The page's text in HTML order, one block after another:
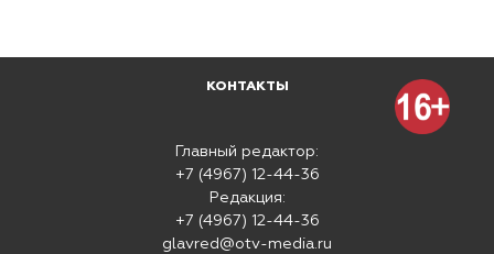
КОНТАКТЫ
Главный редактор:
+7 (4967) 12-44-36
Редакция:
+7 (4967) 12-44-36
glavred@otv-media.ru